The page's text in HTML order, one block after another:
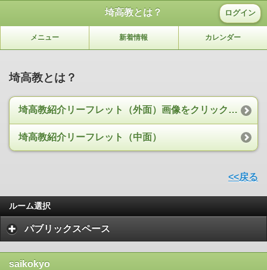
埼高教とは？ ログイン
メニュー 新着情報 カレンダー
埼高教とは？
埼高教紹介リーフレット（外面）画像をクリックしてください
埼高教紹介リーフレット（中面）
<<戻る
ルーム選択
パブリックスペース
saikokyo